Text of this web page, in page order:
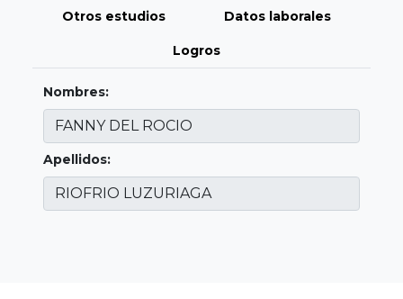
Otros estudios Datos laborales
Logros
Nombres:
Apellidos: